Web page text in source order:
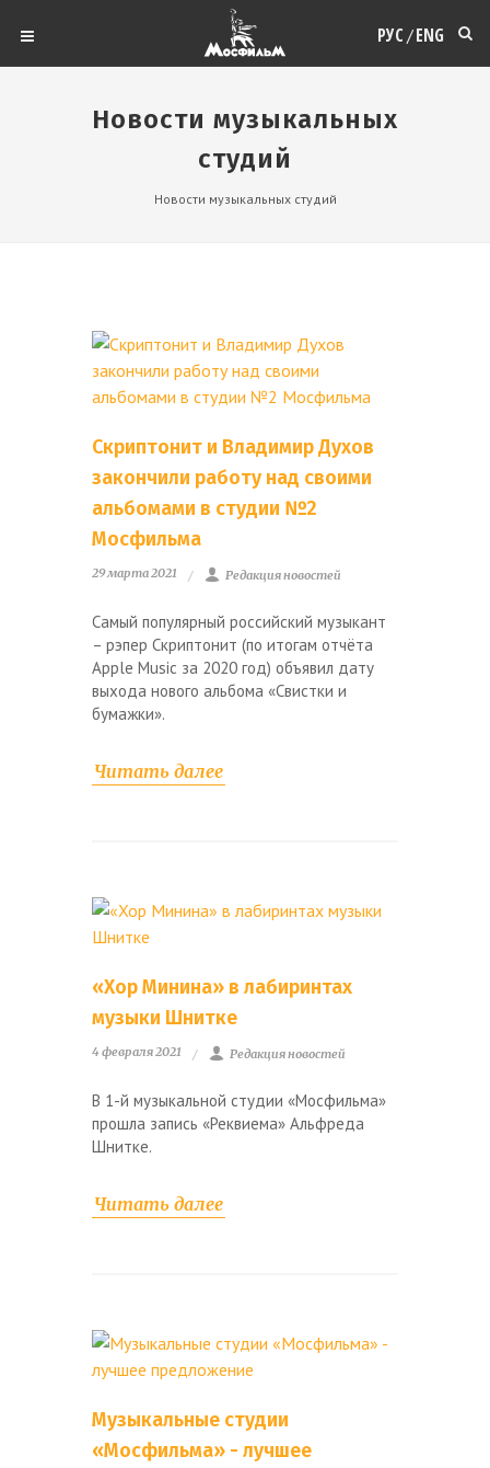
РУС /ENG
Новости музыкальных
студий
Новости музыкальных студий
Скриптонит и Владимир Духов
закончили работу над своими
альбомами в студии №2
Мосфильма
29 марта 2021 Редакция новостей
Самый популярный российский музыкант
– рэпер Скриптонит (по итогам отчёта
Apple Music за 2020 год) объявил дату
выхода нового альбома «Свистки и
бумажки».
Читать далее
«Хор Минина» в лабиринтах
музыки Шнитке
4 февраля 2021 Редакция новостей
В 1-й музыкальной студии «Мосфильма»
прошла запись «Реквиема» Альфреда
Шнитке.
Читать далее
Музыкальные студии
«Мосфильма» - лучшее